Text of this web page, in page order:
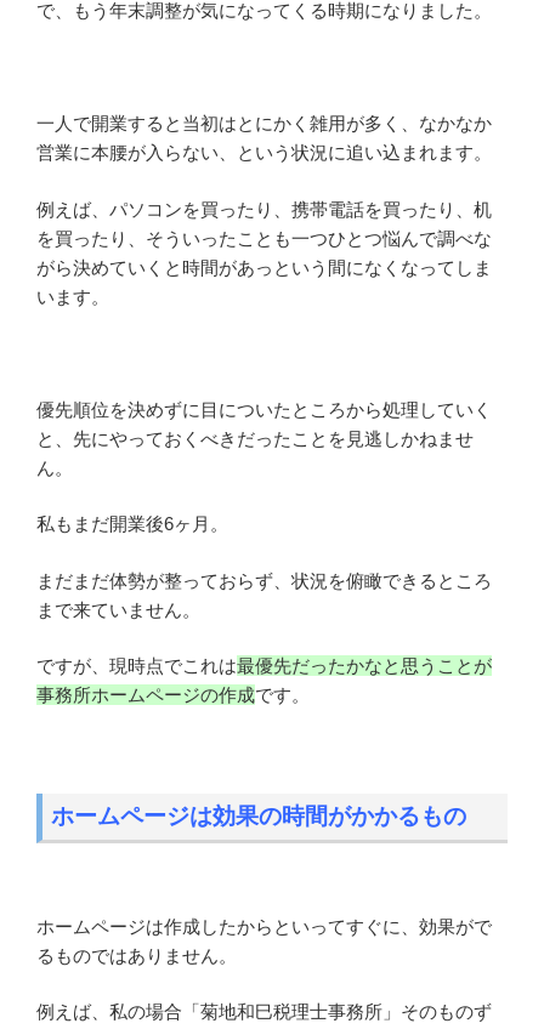
で、もう年末調整が気になってくる時期になりました。
一人で開業すると当初はとにかく雑用が多く、なかなか
営業に本腰が入らない、という状況に追い込まれます。
例えば、パソコンを買ったり、携帯電話を買ったり、机
を買ったり、そういったことも一つひとつ悩んで調べな
がら決めていくと時間があっという間になくなってしま
います。
優先順位を決めずに目についたところから処理していく
と、先にやっておくべきだったことを見逃しかねませ
ん。
私もまだ開業後6ヶ月。
まだまだ体勢が整っておらず、状況を俯瞰できるところ
まで来ていません。
ですが、現時点でこれは最優先だったかなと思うことが
事務所ホームページの作成です。
ホームページは効果の時間がかかるもの
ホームページは作成したからといってすぐに、効果がで
るものではありません。
例えば、私の場合「菊地和巳税理士事務所」そのものず